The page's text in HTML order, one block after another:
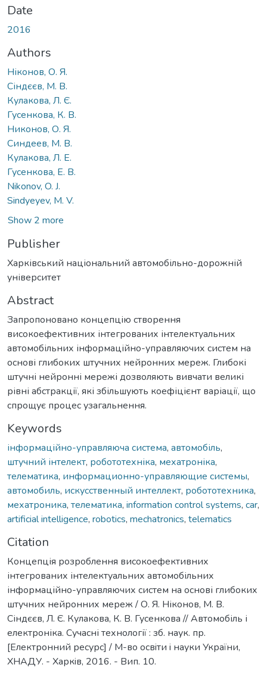
Date
2016
Authors
Ніконов, О. Я.
Сіндєєв, М. В.
Кулакова, Л. Є.
Гусенкова, К. В.
Никонов, О. Я.
Синдеев, М. В.
Кулакова, Л. Е.
Гусенкова, Е. В.
Nikonov, O. J.
Sindyeyev, M. V.
Show 2 more
Publisher
Харківський національний автомобільно-дорожній
університет
Abstract
Запропоновано концепцію створення
високоефективних інтегрованих інтелектуальних
автомобільних інформаційно-управляючих систем на
основі глибоких штучних нейронних мереж. Глибокі
штучні нейронні мережі дозволяють вивчати великі
рівні абстракції, які збільшують коефіцієнт варіації, що
спрощує процес узагальнення.
Keywords
інформаційно-управляюча система, автомобіль,
штучний інтелект, робототехніка, мехатроніка,
телематика, информационно-управляющие системы,
автомобиль, искусственный интеллект, робототехника,
мехатроника, телематика, information control systems, car,
artificial intelligence, robotics, mechatronics, telematics
Citation
Концепція розроблення високоефективних
інтегрованих інтелектуальних автомобільних
інформаційно-управляючих систем на основі глибоких
штучних нейронних мереж / О. Я. Ніконов, М. В.
Сіндєєв, Л. Є. Кулакова, К. В. Гусенкова // Автомобіль і
електроніка. Сучасні технології : зб. наук. пр.
[Електронний ресурс] / М-во освiти i науки України,
ХНАДУ. - Харкiв, 2016. - Вип. 10.